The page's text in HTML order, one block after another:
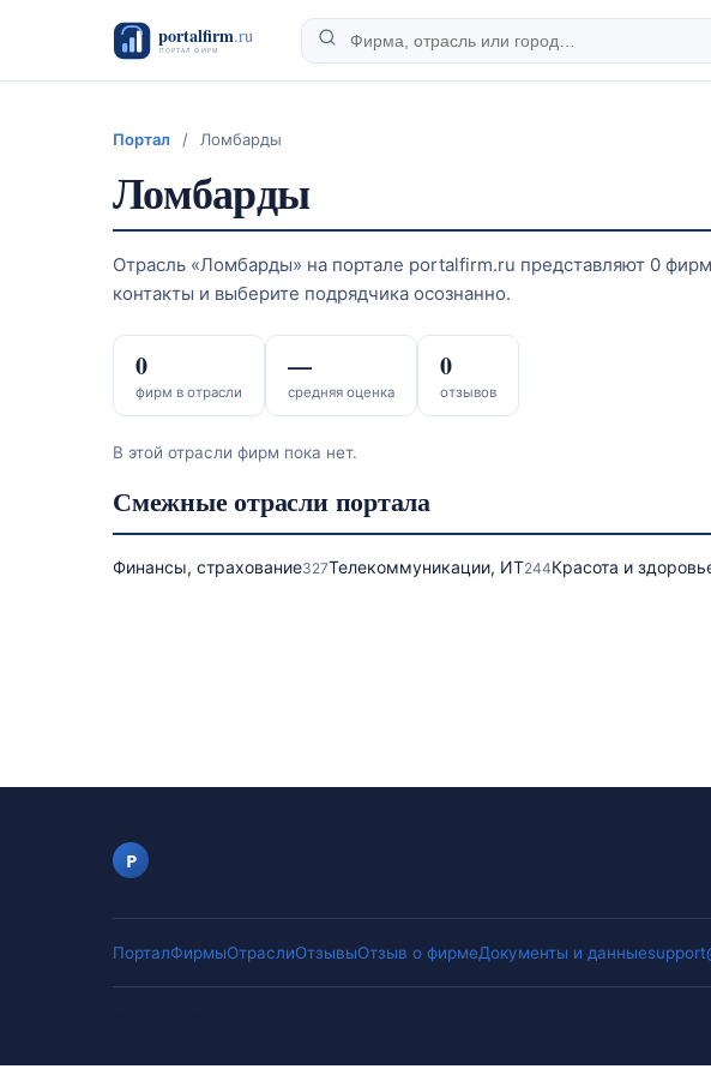
Портал / Ломбарды
Ломбарды
Отрасль «Ломбарды» на портале portalfirm.ru представляют 0
контакты и выберите подрядчика осознанно.
фирм в отрасли
0
средняя оценка
—
отзывов
0
В этой отрасли фирм пока нет.
Смежные отрасли портала
Финансы, страхование327Телекоммуникации, ИТ244Красота и
P
ПорталФирмыОтраслиОтзывыОтзыв о фирмеДокументы и данные